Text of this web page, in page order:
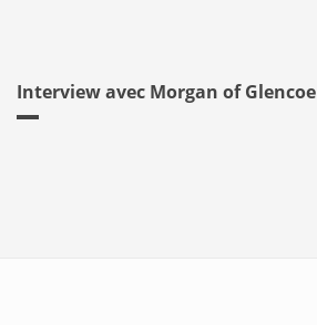
Interview avec Morgan of Glencoe